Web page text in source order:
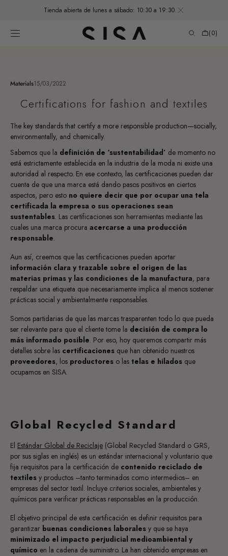
Tienda abierta de lunes a sábado: 10:30 a 19:30.
de(0)
Materials15/03/2022
Certifications for fashion and textiles
The key standards that certify a more responsible production—socially,
environmentally, and chemically.
Sabemos que la definición de ‘sustentabilidad’ de momento no
está estrictamente establecida en la industria de la moda ni existe una
autoridad al respecto. En ese contexto, las certificaciones pueden dar
cuenta de que una marca está dando pasos positivos en ciertos
aspectos, pero esto no quiere decir que por ocupar una tela
certificada la empresa o sus operaciones sean
sustentables. Las certificaciones son herramientas mediante las
cuales una marca procura acercarse a una producción
responsable.
Aun así, creemos que las certificaciones pueden aportar
información clara y trazable sobre el origen de las
materias primas y las condiciones de la manufactura, para
respaldar una etiqueta que necesariamente implica al menos sostener
prácticas social y ambientalmente responsables.
Somos partidarias de que las marcas trasparenten todo lo que pueda
ser relevante para que el cliente tome la decisión de compra lo
más informado posible. Por eso, hoy queremos compartir más
detalles sobre las certificaciones que han obtenido nuestros
proveedores, los productores o las telas e hilados que
ocupamos en SISA.
Global Recycled Standard
El Estándar Global de Reciclaje (Global Recycled Standard o GRS,
por sus siglas en inglés) es un estándar internacional y voluntario que
fija requisitos para la certificación de contenido reciclado de
textiles y productos –tanto terminados como intermedios– en
empresas del sector textil. Incluye criterios sociales, ambientales y
químicos para verificar prácticas responsables en la producción.
El objetivo principal de esta certificación es definir requisitos para
garantizar buenas condiciones laborales y que se haya
minimizado el impacto perjudicial medioambiental y
químico en la cadena de suministro. La han obtenido empresas en